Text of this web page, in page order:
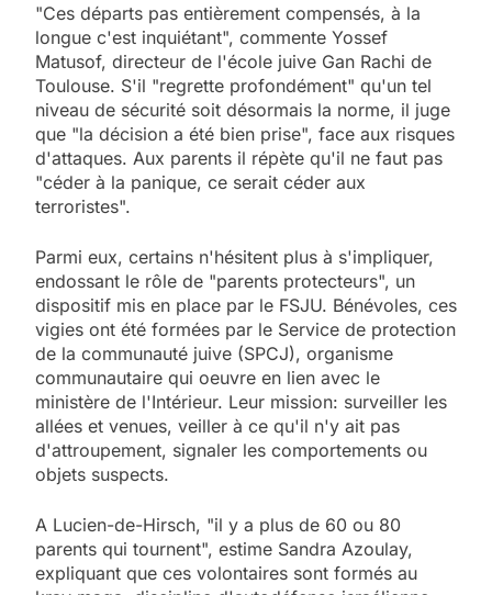
"Ces départs pas entièrement compensés, à la
longue c'est inquiétant", commente Yossef
Matusof, directeur de l'école juive Gan Rachi de
Toulouse. S'il "regrette profondément" qu'un tel
niveau de sécurité soit désormais la norme, il juge
que "la décision a été bien prise", face aux risques
d'attaques. Aux parents il répète qu'il ne faut pas
"céder à la panique, ce serait céder aux
terroristes".
Parmi eux, certains n'hésitent plus à s'impliquer,
endossant le rôle de "parents protecteurs", un
dispositif mis en place par le FSJU. Bénévoles, ces
vigies ont été formées par le Service de protection
de la communauté juive (SPCJ), organisme
communautaire qui oeuvre en lien avec le
ministère de l'Intérieur. Leur mission: surveiller les
allées et venues, veiller à ce qu'il n'y ait pas
d'attroupement, signaler les comportements ou
objets suspects.
A Lucien-de-Hirsch, "il y a plus de 60 ou 80
parents qui tournent", estime Sandra Azoulay,
expliquant que ces volontaires sont formés au